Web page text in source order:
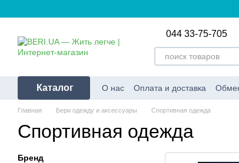
044 33-75-705
Каталог О нас Оплата и доставка
Главная Бери одежду и аксессуары Спортивная одежда
Спортивная одежда
Бренд